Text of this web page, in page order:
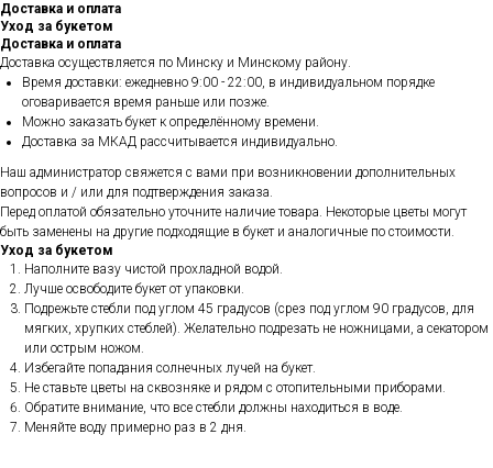
Доставка и оплата
Уход за букетом
Доставка и оплата
Доставка осуществляется по Минску и Минскому району.
Время доставки: ежедневно 9:00 - 22:00, в индивидуальном порядке
оговаривается время раньше или позже.
Можно заказать букет к определённому времени.
Доставка за МКАД рассчитывается индивидуально.
Наш администратор свяжется с вами при возникновении дополнительных
вопросов и / или для подтверждения заказа.
Перед оплатой обязательно уточните наличие товара. Некоторые цветы могут
быть заменены на другие подходящие в букет и аналогичные по стоимости.
Уход за букетом
Наполните вазу чистой прохладной водой.
Лучше освободите букет от упаковки.
Подрежьте стебли под углом 45 градусов (срез под углом 90 градусов, для
мягких, хрупких стеблей). Желательно подрезать не ножницами, а секатором
или острым ножом.
Избегайте попадания солнечных лучей на букет.
Не ставьте цветы на сквозняке и рядом с отопительными приборами.
Обратите внимание, что все стебли должны находиться в воде.
Меняйте воду примерно раз в 2 дня.